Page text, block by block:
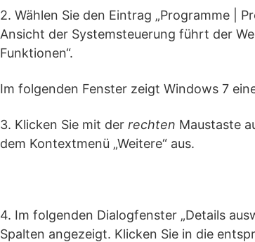
2. Wählen Sie den Eintrag „Programme |
Ansicht der Systemsteuerung führt der
Funktionen“.
Im folgenden Fenster zeigt Windows 7
3. Klicken Sie mit der rechten Maustaste
dem Kontextmenü „Weitere“ aus.
4. Im folgenden Dialogfenster „Details
Spalten angezeigt. Klicken Sie in die